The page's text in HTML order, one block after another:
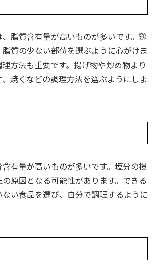
脂質含有量が高いものが多いです。鶏
質の少ない部位を選ぶように心がけま
方法も重要です。揚げ物や炒め物より
焼くなどの調理方法を選ぶようにしま
有量が高いものが多いです。塩分の摂
原因となる可能性があります。できる
い食品を選び、自分で調理するように